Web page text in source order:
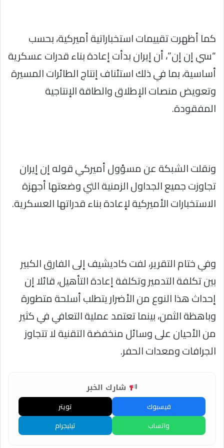
كما أظهرت تقييمات استخباراتية أميركية، بحسب
“سي إن إن”، أن إيران بدأت إعادة بناء قدرات عسكرية
أساسية، بما في ذلك استئناف إنتاج الطائرات المسيرة
وتعويض منصات الإطلاق والطاقة الإنتاجية
المفقودة.
ونقلت الشبكة عن مسؤول أميركي قوله إن إيران
تجاوزت جميع الجداول الزمنية التي وضعتها أجهزة
الاستخبارات الأميركية لإعادة بناء قدراتها العسكرية.
وفي ختام التقرير، لفت كاديشيف إلى الفارق الكبير
بين تكلفة التدمير وتكلفة إعادة التأهيل، قائلا إن
إحداث هذا النوع من الأضرار يتطلب أسلحة متطورة
وباهظة الثمن، بينما تعتمد عملية التعافي في كثير
من الأحيان على وسائل منخفضة التقنية لا تتجاوز
الجرافات ومعدات الحفر.
شارك الخبر
فيسبوك
تويتر
واتساب
تيليجرام